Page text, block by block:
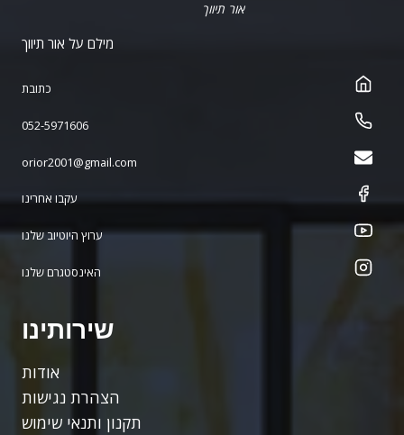
אור תיווך
מילם על אור תיווך
כתובת
052-5971606
orior2001@gmail.com
עקבו אחרינו
ערוץ היוטיוב שלנו
האינסטגרם שלנו
שירותינו
אודות
הצהרת נגישות
תקנון ותנאי שימוש